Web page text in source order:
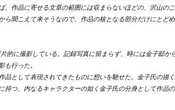
作品に寄せる文章の範囲には収まらないほどの、沢山の
聞こえて来そうなので、作品の核となる部分だけにとど
的に撮影している。記録写真に留まらず、時には金子邸か
も行った。
として表現されてきたものに想いを馳せた。⾦⼦⽒の描
つ、内なるキャラクターの如く⾦⼦⽒の分⾝として作品